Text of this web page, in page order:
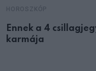
Ennek a 4
karmája